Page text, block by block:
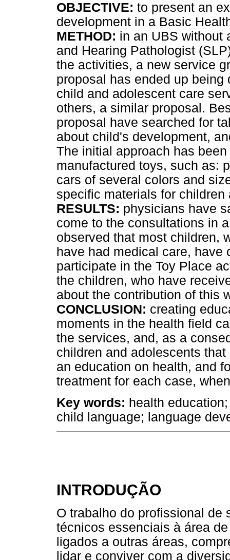
OBJECTIVE: to present an
development in a Basic
METHOD: in an UBS without
and Hearing Pathologist
the activities, a new service
proposal has ended up being
child and adolescent care
others, a similar proposal.
proposal have searched for
about child's development,
The initial approach has
manufactured toys, such as:
cars of several colors and
specific materials for
RESULTS: physicians have
come to the consultations in
observed that most children,
have had medical care, have
participate in the Toy Place
the children, who have
about the contribution of this
CONCLUSION: creating
moments in the health field
the services, and, as a
children and adolescents
an education on health, and
treatment for each case,
Key words: health
child language; language
INTRODUÇÃO
O trabalho do profissional de
técnicos essenciais à área
ligados a outras áreas,
lidar e conviver com a